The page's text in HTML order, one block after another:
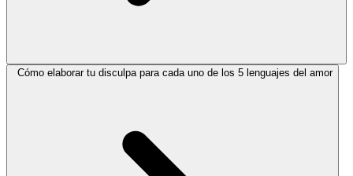
Cómo elaborar tu disculpa para cada uno de los 5 lenguajes del amor